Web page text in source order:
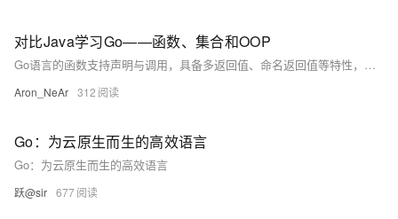
对比Java学习Go——函数、集合和OOP
Go语言的函数支持声明与调用，具备多返回值、命名返回值等特性，结合`func`关键字与类型后置语法，使函数定义简洁直观。函数可作为一等公民传递、赋值或作为参数，支持匿名函数与闭包。Go通过组合与接口实现面向对象编程，结构体定义数据，方法定义行为，接口实现多态，体现了Go语言的简洁与高效设计。
Aron_NeAr 312
Go：为云原生而生的高效语言
Go：为云原生而生的高效语言
跃@sir 677